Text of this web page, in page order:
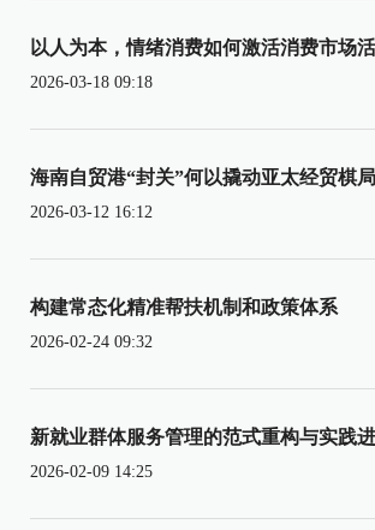
以人为本，情绪消费如何激活消费市场
2026-03-18 09:18
海南自贸港“封关”何以撬动亚太经贸棋局
2026-03-12 16:12
构建常态化精准帮扶机制和政策体系
2026-02-24 09:32
新就业群体服务管理的范式重构与实践
2026-02-09 14:25